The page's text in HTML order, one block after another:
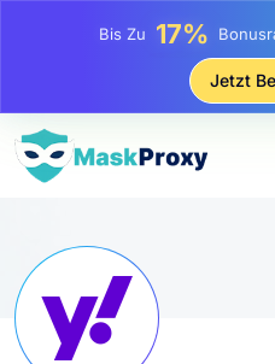
Bis Zu 25% Rabatt
81% Rabatt
Jetzt